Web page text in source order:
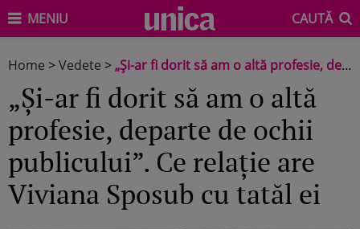
MENIU CAUTĂ
Home >Vedete >„Și-ar fi dorit să am o altă profesie, departe de ochii publicului”. Ce relație are Viviana Sposub cu tatăl ei
„Și-ar fi dorit să am o altă
profesie, departe de ochii
publicului”. Ce relație are
Viviana Sposub cu tatăl ei